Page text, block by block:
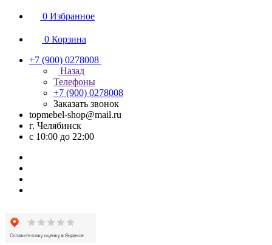
0 Избранное
0 Корзина
+7 (900) 0278008
Назад
Телефоны
+7 (900) 0278008
Заказать звонок
topmebel-shop@mail.ru
г. Челябинск
с 10:00 до 22:00